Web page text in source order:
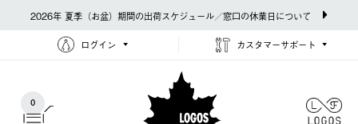
2026年 夏季（お盆）期間の出荷スケジュール／窓口の休業日について
ログイン カスタマーサポート
0